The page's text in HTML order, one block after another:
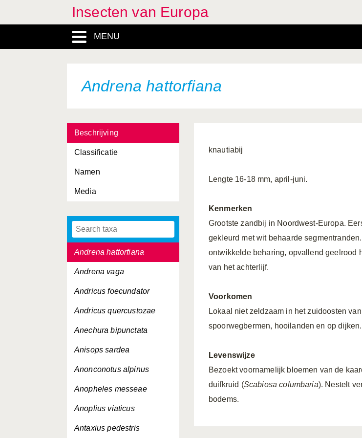
Insecten van Europa
MENU
Andrena hattorfiana
Beschrijving
Classificatie
Namen
Media
Ameles spallanziana
Ammophila pubescens
Anacridium aegypticum
Anaglyptus mysticus
Anax imperator
Anchomenus dorsalis
Andrena haemorrhoa
Andrena hattorfiana
Andrena vaga
Andricus foecundator
Andricus quercustozae
Anechura bipunctata
Anisops sardea
Anonconotus alpinus
Anopheles messeae
Anoplius viaticus
Antaxius pedestris
knautiabij
Lengte 16-18 mm, april-juni.
Kenmerken
Grootste zandbij in Noordwest-Europa.
gekleurd met wit behaarde
ontwikkelde beharing, opvallend geelrood
van het achterlijf.
Voorkomen
Lokaal niet zeldzaam in het zuidoosten
spoorwegbermen, hooilanden en op dijken.
Levenswijze
Bezoekt voornamelijk bloemen van de
duifkruid (Scabiosa columbaria). Nestelt
bodems.